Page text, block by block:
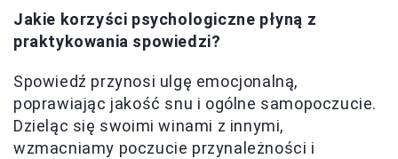
Jakie korzyści psychologiczne płyną z
praktykowania spowiedzi?
Spowiedź przynosi ulgę emocjonalną,
poprawiając jakość snu i ogólne samopoczucie.
Dzieląc się swoimi winami z innymi,
wzmacniamy poczucie przynależności i